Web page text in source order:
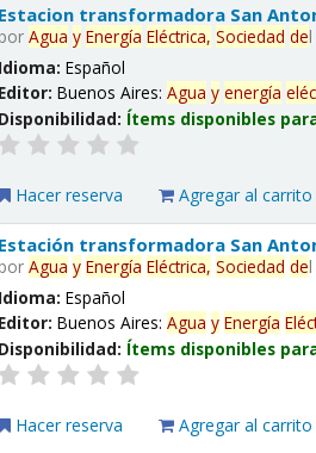
Estacion transformadora San
porAgua y Energía Eléctrica, Sociedad de
Idioma:Español
Editor:Buenos Aires:Agua y energía
Disponibilidad: Ítems disponibles
Hacer reserva Agregar al carrito
Estación transformadora San
porAgua y Energía Eléctrica, Sociedad de
Idioma:Español
Editor:Buenos Aires:Agua y Energía
Disponibilidad: Ítems disponibles
Hacer reserva Agregar al carrito